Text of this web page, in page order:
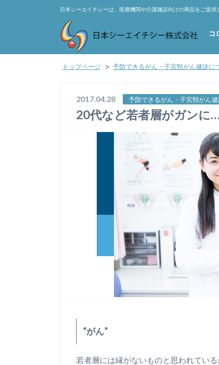
日本シーエイチシーは、医療機関や介護施設向けの商品をご提供
コ
トップページ 予防できるがん・子宮頸がん健診に
2017.04.28 予防できるがん・子宮頸がん
20代など若者層がガンに
“がん”
若者層には縁がないものと思われている